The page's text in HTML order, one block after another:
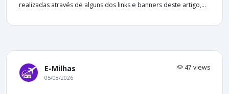
realizadas através de alguns dos links e banners deste artigo,...
E-Milhas 47 views
05/08/2026